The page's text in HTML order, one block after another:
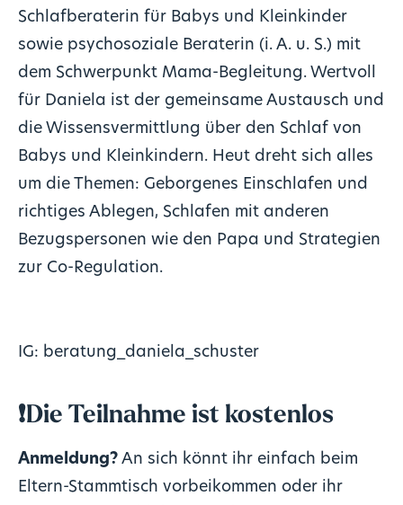
Schlafberaterin für Babys und Kleinkinder
sowie psychosoziale Beraterin (i. A. u. S.) mit
dem Schwerpunkt Mama-Begleitung. Wertvoll
für Daniela ist der gemeinsame Austausch und
die Wissensvermittlung über den Schlaf von
Babys und Kleinkindern. Heut dreht sich alles
um die Themen: Geborgenes Einschlafen und
richtiges Ablegen, Schlafen mit anderen
Bezugspersonen wie den Papa und Strategien
zur Co-Regulation.
IG: beratung_daniela_schuster
❗Die Teilnahme ist kostenlos
Anmeldung?An sich könnt ihr einfach beim
Eltern-Stammtisch vorbeikommen oder ihr